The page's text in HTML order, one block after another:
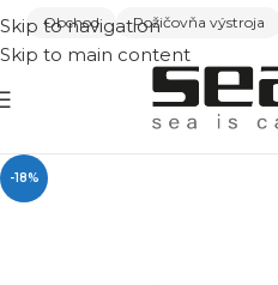
Skip to navigation
Skip to main content
Obchod Požičovňa výstroja
-18%